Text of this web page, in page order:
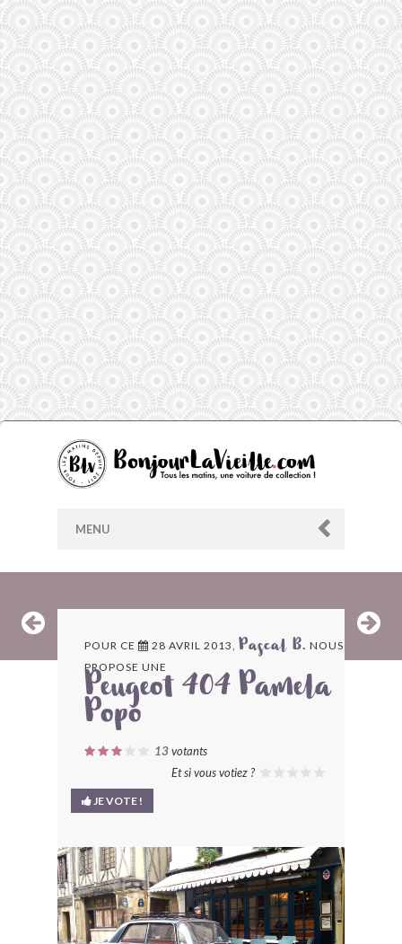
MENU
ARCHIVES
LES CONTRIBUTEURS
MODÈLES ET MARQUES
COMMENT FONCTIONNE BLV ?
POUR CE 28 AVRIL 2013, Pascal B. NOUS
PROPOSE UNE
Peugeot 404 Pamela
Popo
13votants
Et si vous votiez ?
JE VOTE !